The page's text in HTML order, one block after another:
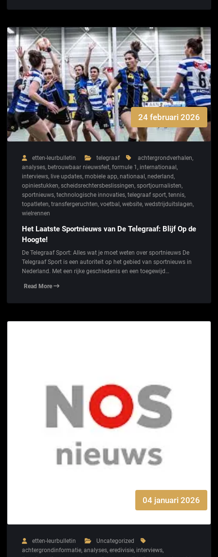
24 februari 2026
etten-leurbulletin telegraaf achtergrondverhalen,
analyses, betrouwbaar nieuwsfeit, formule 1 , internationaal ,
interviews, live updates, mobiele app, nationaal , nederland,
opiniestukken, scheidsrechtersbeslissingen, sportjournalisten,
sportnieuws, technologische innovaties, telegraaf sport, tennis,
topatleten, transfergeruchten, voetbal , website, wedstrijduitslagen,
wielrennen
Het Laatste Sportnieuws van De Telegraaf: Blijf Op de
Hoogte!
De Telegraaf Sport: Alles wat je moet weten over sportnieuws De
Telegraaf Sport is een autoriteit op het gebied van sportnieuws in
Nederland. Met een rijke geschiedenis en een toegewijd…
Read More
04 januari 2026
etten-leurbulletin
Uncategorized
achtergrondinformatie, analyses, eredivisie, interviews,